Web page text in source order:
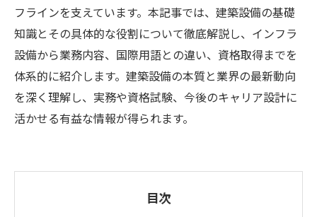
フラインを支えています。本記事では、建築設備の基礎
知識とその具体的な役割について徹底解説し、インフラ
設備から業務内容、国際用語との違い、資格取得までを
体系的に紹介します。建築設備の本質と業界の最新動向
を深く理解し、実務や資格試験、今後のキャリア設計に
活かせる有益な情報が得られます。
目次